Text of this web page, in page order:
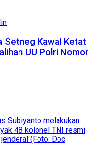
Setneg Kawal Ketat
UU Polri Nomor